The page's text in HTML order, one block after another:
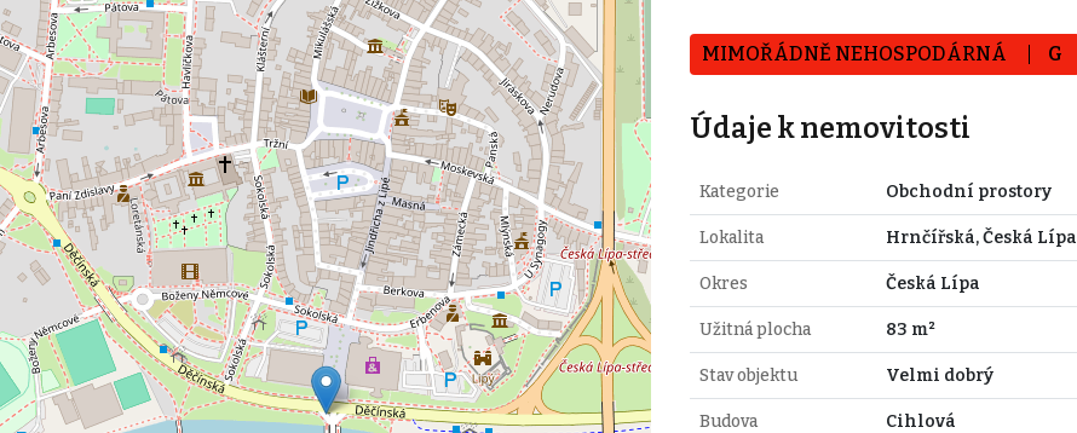
MIMOŘÁDNĚ NEHOSPODÁRNÁ G
Údaje k nemovitosti
Kategorie Obchodní prostory
Lokalita Hrnčířská, Česká Lípa
Okres Česká Lípa
Užitná plocha 83 m²
Stav objektu Velmi dobrý
Budova Cihlová